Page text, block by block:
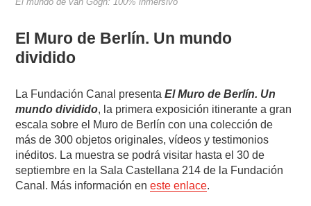
El Muro de Berlín. Un mundo
dividido
La Fundación Canal presentaEl Muro de Berlín. Un
mundo dividido, la primera exposición itinerante a gran
escala sobre el Muro de Berlín con una colección de
más de 300 objetos originales, vídeos y testimonios
inéditos. La muestra se podrá visitar hasta el 30 de
septiembre en la Sala Castellana 214 de la Fundación
Canal. Más información eneste enlace.